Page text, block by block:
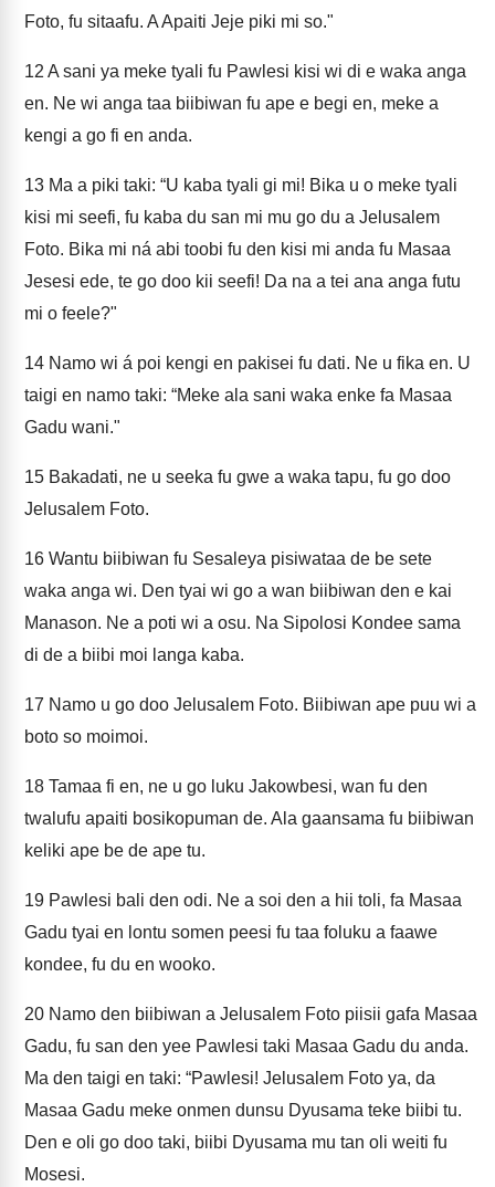
Foto, fu sitaafu. A Apaiti Jeje piki mi so."
12 A sani ya meke tyali fu Pawlesi kisi wi di e waka anga
en. Ne wi anga taa biibiwan fu ape e begi en, meke a
kengi a go fi en anda.
13 Ma a piki taki: “U kaba tyali gi mi! Bika u o meke tyali
kisi mi seefi, fu kaba du san mi mu go du a Jelusalem
Foto. Bika mi ná abi toobi fu den kisi mi anda fu Masaa
Jesesi ede, te go doo kii seefi! Da na a tei ana anga futu
mi o feele?"
14 Namo wi á poi kengi en pakisei fu dati. Ne u fika en. U
taigi en namo taki: “Meke ala sani waka enke fa Masaa
Gadu wani."
15 Bakadati, ne u seeka fu gwe a waka tapu, fu go doo
Jelusalem Foto.
16 Wantu biibiwan fu Sesaleya pisiwataa de be sete
waka anga wi. Den tyai wi go a wan biibiwan den e kai
Manason. Ne a poti wi a osu. Na Sipolosi Kondee sama
di de a biibi moi langa kaba.
17 Namo u go doo Jelusalem Foto. Biibiwan ape puu wi a
boto so moimoi.
18 Tamaa fi en, ne u go luku Jakowbesi, wan fu den
twalufu apaiti bosikopuman de. Ala gaansama fu biibiwan
keliki ape be de ape tu.
19 Pawlesi bali den odi. Ne a soi den a hii toli, fa Masaa
Gadu tyai en lontu somen peesi fu taa foluku a faawe
kondee, fu du en wooko.
20 Namo den biibiwan a Jelusalem Foto piisii gafa Masaa
Gadu, fu san den yee Pawlesi taki Masaa Gadu du anda.
Ma den taigi en taki: “Pawlesi! Jelusalem Foto ya, da
Masaa Gadu meke onmen dunsu Dyusama teke biibi tu.
Den e oli go doo taki, biibi Dyusama mu tan oli weiti fu
Mosesi.